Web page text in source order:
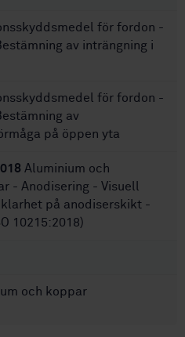
för fordon -
av inträngning i
för fordon -
av
på öppen yta
Aluminium och
- Anodisering - Visuell
på anodiserskikt -
10215:2018)
och koppar